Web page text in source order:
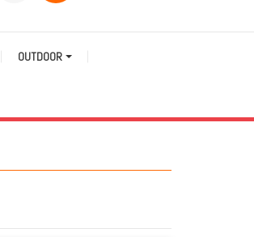
OUTDOOR